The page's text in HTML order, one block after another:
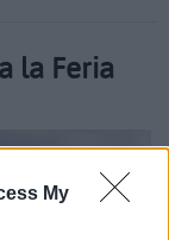
My
la Feria